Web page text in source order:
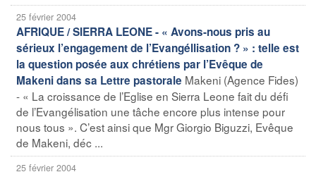
25 février 2004
AFRIQUE / SIERRA LEONE - « Avons-nous pris au
sérieux l’engagement de l’Evangéllisation ? » : telle est
la question posée aux chrétiens par l’Evêque de
Makeni dans sa Lettre pastorale Makeni (Agence Fides)
- « La croissance de l’Eglise en Sierra Leone fait du défi
de l’Evangélisation une tâche encore plus intense pour
nous tous ». C’est ainsi que Mgr Giorgio Biguzzi, Evêque
de Makeni, déc ...
25 février 2004